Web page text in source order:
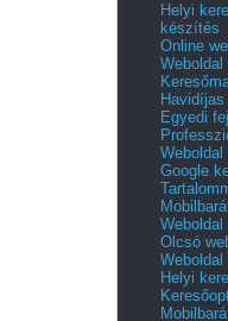
Helyi
készítés
Online
Egyedi
Google
Olcsó
Helyi